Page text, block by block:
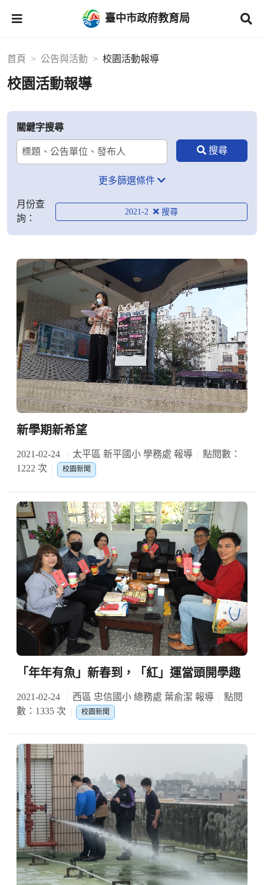
臺中市政府教育局
首頁 公告與活動 校園活動報導
校園活動報導
關鍵字搜尋
更多篩選條件
月份查
詢：
2021-2
新學期新希望
2021-02-24 太平區 新平國小 學務處 報導
點閱數：
1222 次
校園新聞
「年年有魚」新春到，「紅」運當頭開學趣
2021-02-24 西區 忠信國小 總務處 葉俞潔 報導
點閱
數：1335 次
校園新聞